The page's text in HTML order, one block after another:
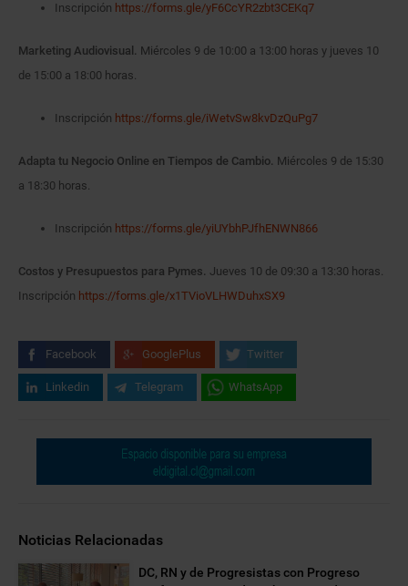
Inscripción https://forms.gle/yF6CcYR2zbt3CEKq7
Marketing Audiovisual. Miércoles 9 de 10:00 a 13:00 horas y jueves 10
de 15:00 a 18:00 horas.
Inscripción https://forms.gle/iWetvSw8kvDzQuPg7
Adapta tu Negocio Online en Tiempos de Cambio. Miércoles 9 de 15:30
a 18:30 horas.
Inscripción https://forms.gle/yiUYbhPJfhENWN866
Costos y Presupuestos para Pymes. Jueves 10 de 09:30 a 13:30 horas.
Inscripción https://forms.gle/x1TVioVLHWDuhxSX9
Facebook GooglePlus Twitter
Linkedin Telegram WhatsApp
Noticias Relacionadas
DC, RN y de Progresistas con Progreso